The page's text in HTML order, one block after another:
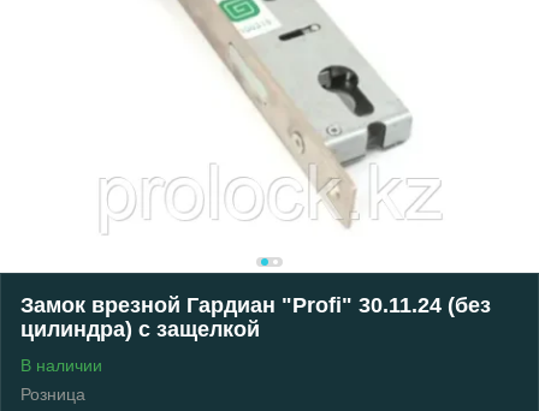
Замок врезной Гардиан "Profi" 30.11.24 (без
цилиндра) с защелкой
В наличии
Розница